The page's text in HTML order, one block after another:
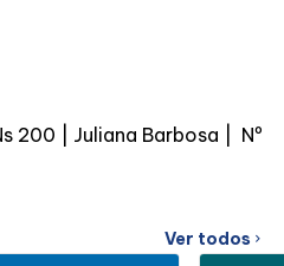
200 | Juliana Barbosa | Nº
Ver todos chevron_right